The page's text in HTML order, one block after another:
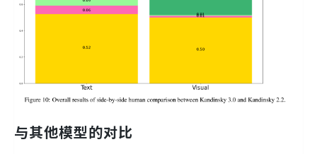
与其他模型的对比